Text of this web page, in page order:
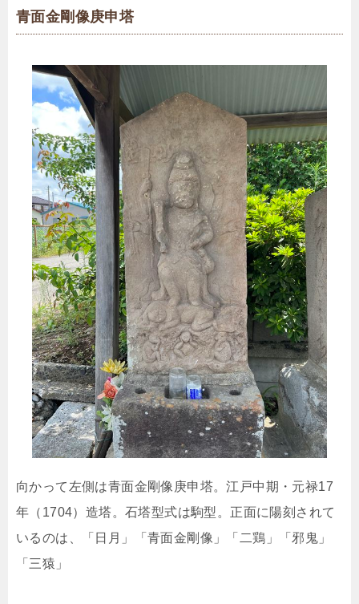
青面金剛像庚申塔
向かって左側は青面金剛像庚申塔。江戸中期・元禄17
年（1704）造塔。石塔型式は駒型。正面に陽刻されて
いるのは、「日月」「青面金剛像」「二鶏」「邪鬼」
「三猿」